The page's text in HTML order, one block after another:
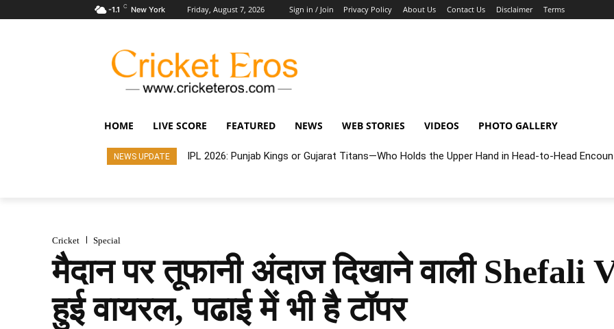
-1.1 C New York Friday, August 7, 2026 Sign in / Join Privacy Policy About Us Contact Us Disclaimer Terms
HOME LIVE SCORE FEATURED NEWS WEB STORIES VIDEOS PHOTO GALLERY
NEWS UPDATE IPL 2026: Punjab Kings or Gujarat Titans—Who Holds the Upper Hand in Head-to-Head
Cricket Special
मैदान पर तूफानी अंदाज दिखाने वाली Shefali
हुई वायरल, पढाई में भी है टॉपर